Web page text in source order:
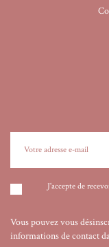
J'accepte de
Vous pouvez vous
informations de contact